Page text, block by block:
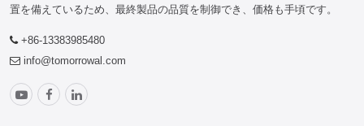
置を備えているため、最終製品の品質を制御でき、価格も手頃です。
+86-13383985480
info@tomorrowal.com